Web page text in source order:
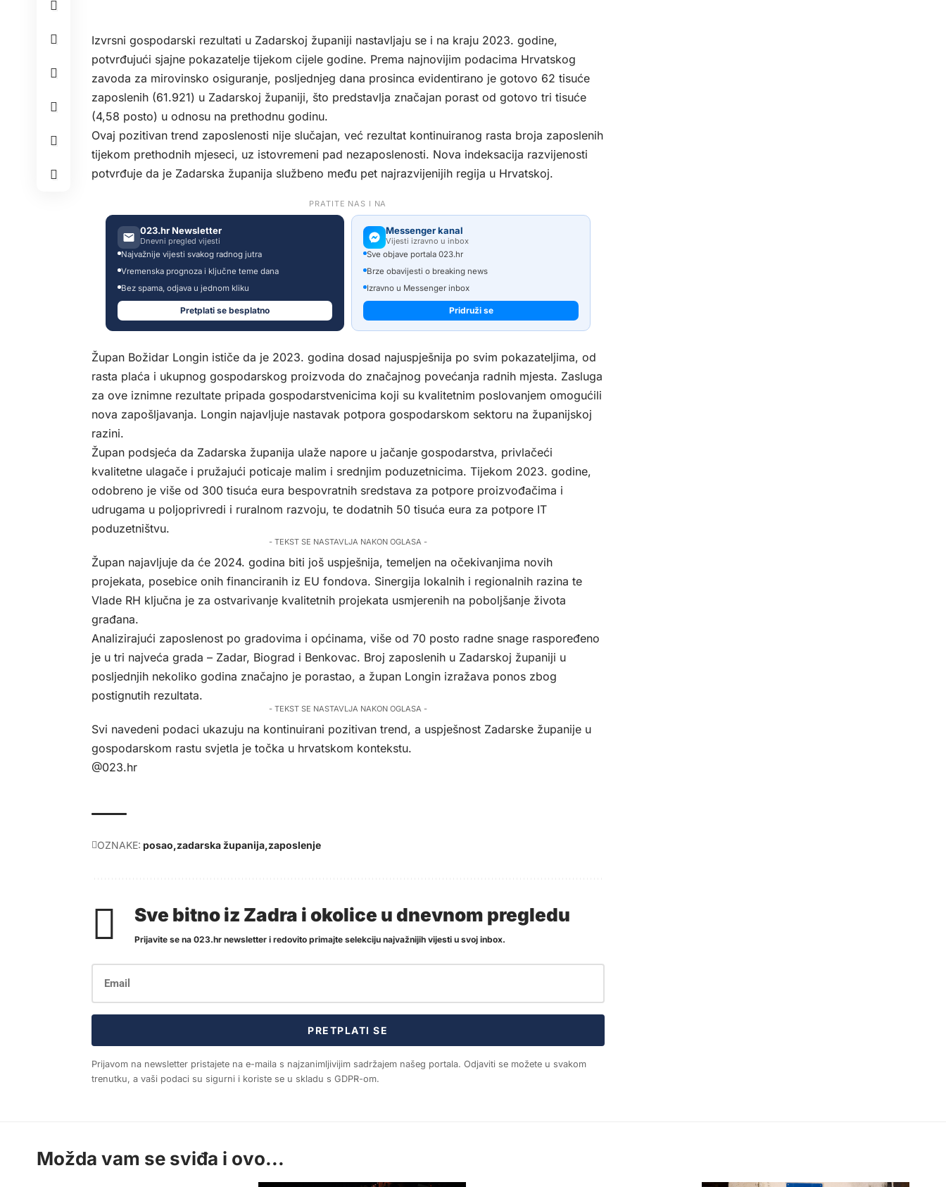
Izvrsni gospodarski rezultati u Zadarskoj županiji nastavljaju se i na kraju 2023. godine,
potvrđujući sjajne pokazatelje tijekom cijele godine. Prema najnovijim podacima Hrvatskog
zavoda za mirovinsko osiguranje, posljednjeg dana prosinca evidentirano je gotovo 62 tisuće
zaposlenih (61.921) u Zadarskoj županiji, što predstavlja značajan porast od gotovo tri tisuće
(4,58 posto) u odnosu na prethodnu godinu.
Ovaj pozitivan trend zaposlenosti nije slučajan, već rezultat kontinuiranog rasta broja zaposlenih
tijekom prethodnih mjeseci, uz istovremeni pad nezaposlenosti. Nova indeksacija razvijenosti
potvrđuje da je Zadarska županija službeno među pet najrazvijenijih regija u Hrvatskoj.
PRATITE NAS I NA
023.hr Newsletter
Dnevni pregled vijesti
Najvažnije vijesti svakog radnog jutra
Vremenska prognoza i ključne teme dana
Bez spama, odjava u jednom kliku
Pretplati se besplatno
Messenger kanal
Vijesti izravno u inbox
Sve objave portala 023.hr
Brze obavijesti o breaking news
Izravno u Messenger inbox
Pridruži se
Župan Božidar Longin ističe da je 2023. godina dosad najuspješnija po svim pokazateljima, od
rasta plaća i ukupnog gospodarskog proizvoda do značajnog povećanja radnih mjesta. Zasluga
za ove iznimne rezultate pripada gospodarstvenicima koji su kvalitetnim poslovanjem omogućili
nova zapošljavanja. Longin najavljuje nastavak potpora gospodarskom sektoru na županijskoj
razini.
Župan podsjeća da Zadarska županija ulaže napore u jačanje gospodarstva, privlačeći
kvalitetne ulagače i pružajući poticaje malim i srednjim poduzetnicima. Tijekom 2023. godine,
odobreno je više od 300 tisuća eura bespovratnih sredstava za potpore proizvođačima i
udrugama u poljoprivredi i ruralnom razvoju, te dodatnih 50 tisuća eura za potpore IT
poduzetništvu.
- TEKST SE NASTAVLJA NAKON OGLASA -
Župan najavljuje da će 2024. godina biti još uspješnija, temeljen na očekivanjima novih
projekata, posebice onih financiranih iz EU fondova. Sinergija lokalnih i regionalnih razina te
Vlade RH ključna je za ostvarivanje kvalitetnih projekata usmjerenih na poboljšanje života
građana.
Analizirajući zaposlenost po gradovima i općinama, više od 70 posto radne snage raspoređeno
je u tri najveća grada – Zadar, Biograd i Benkovac. Broj zaposlenih u Zadarskoj županiji u
posljednjih nekoliko godina značajno je porastao, a župan Longin izražava ponos zbog
postignutih rezultata.
- TEKST SE NASTAVLJA NAKON OGLASA -
Svi navedeni podaci ukazuju na kontinuirani pozitivan trend, a uspješnost Zadarske županije u
gospodarskom rastu svjetla je točka u hrvatskom kontekstu.
@023.hr
OZNAKE: posao zadarska županija zaposlenje
Sve bitno iz Zadra i okolice u dnevnom pregledu
Prijavite se na 023.hr newsletter i redovito primajte selekciju najvažnijih vijesti u svoj inbox.
PRETPLATI SE
Prijavom na newsletter pristajete na e-maila s najzanimljivijim sadržajem našeg portala. Odjaviti se možete u svakom
trenutku, a vaši podaci su sigurni i koriste se u skladu s GDPR-om.
Možda vam se sviđa i ovo...